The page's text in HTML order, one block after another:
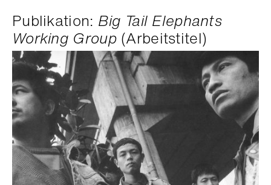
Publikation: Big Tail Elephants
Working Group(Arbeitstitel)